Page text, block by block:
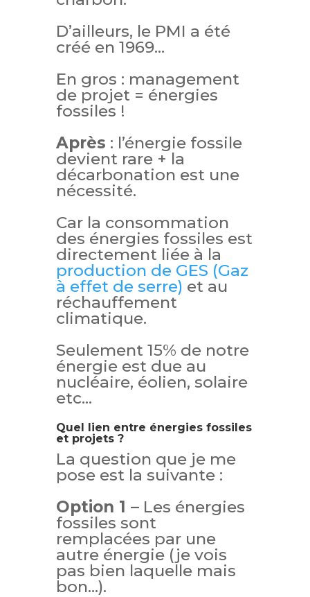
D’ailleurs, le PMI a été
créé en 1969…
En gros : management
de projet = énergies
fossiles !
Après : l’énergie fossile
devient rare + la
décarbonation est une
nécessité.
Car la consommation
des énergies fossiles est
directement liée à la
production de GES (Gaz
à effet de serre) et au
réchauffement
climatique.
Seulement 15% de notre
énergie est due au
nucléaire, éolien, solaire
etc…
Quel lien entre énergies fossiles
et projets ?
La question que je me
pose est la suivante :
Option 1 –Les énergies
fossiles sont
remplacées par une
autre énergie (je vois
pas bien laquelle mais
bon…).